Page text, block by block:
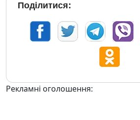
Поділитися:
Рекламні оголошення: